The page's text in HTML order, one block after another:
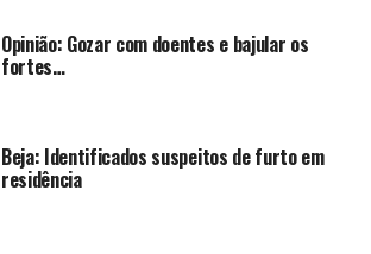
Opinião: Gozar com doentes e bajular os
fortes…
Beja: Identificados suspeitos de furto em
residência